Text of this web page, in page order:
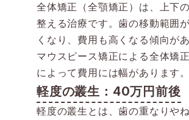
全体矯正（全顎矯正）は、上下
整える治療です。歯の移動範囲
くなり、費用も高くなる傾向があ
マウスピース矯正による全体矯
によって費用には幅があります。
軽度の叢生：40万円前後
軽度の叢生とは、歯の重なりや